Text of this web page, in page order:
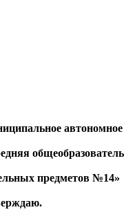
автономное
предметов №14»